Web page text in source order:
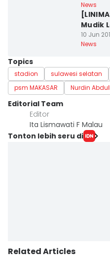
News
Mudik
10 Jun
News
Topics
stadion sulawesi selatan
psm MAKASAR
Nurdin
Editorial Team
Editor
Ita Lismawati F Malau
Tonton lebih seru di
Related Articles